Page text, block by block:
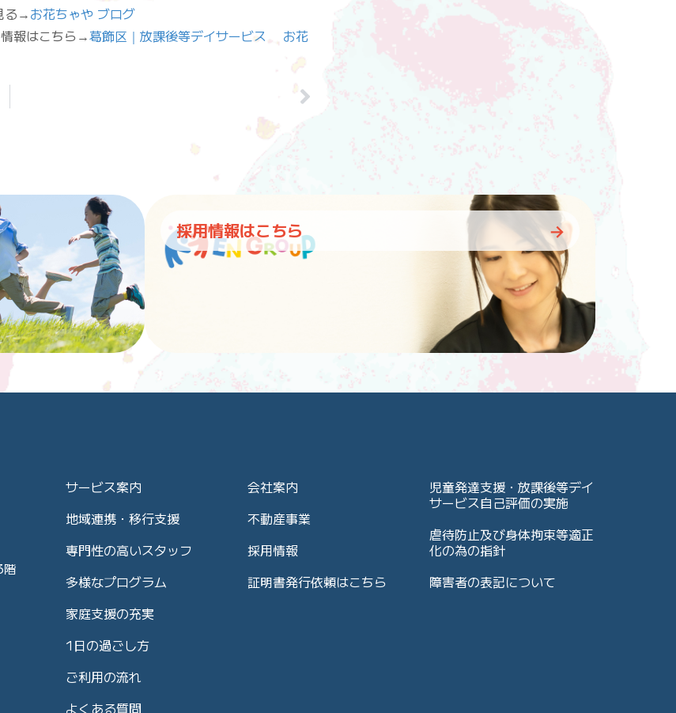
る→お花ちゃや ブログ
報はこちら→葛飾区｜放課後等デイサービス お花
採用情報はこちら
サービス案内
地域連携・移行支援
専門性の高いスタッフ
多様なプログラム
家庭支援の充実
1日の過ごし方
ご利用の流れ
よくある質問
会社案内
不動産事業
採用情報
証明書発行依頼はこちら
児童発達支援・放課後等デイ
サービス自己評価の実施
虐待防止及び身体拘束等適正
化の為の指針
障害者の表記について